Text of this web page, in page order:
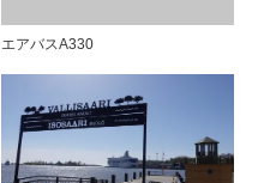
エアバスA330